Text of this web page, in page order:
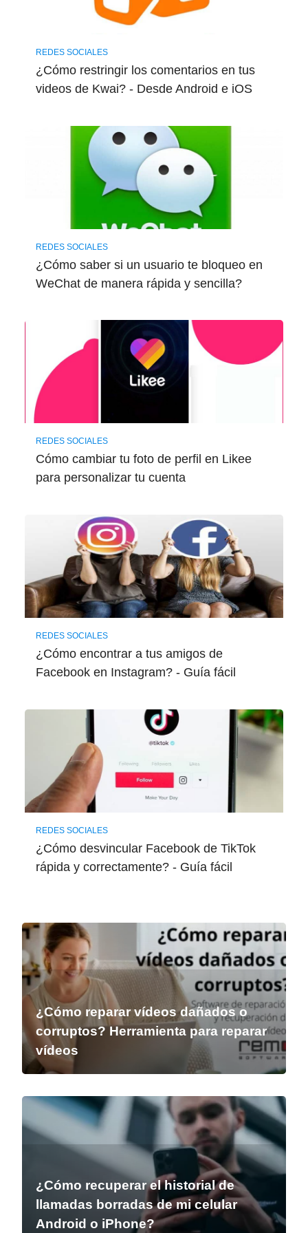
REDES SOCIALES
¿Cómo restringir los comentarios en tus
videos de Kwai? - Desde Android e iOS
REDES SOCIALES
¿Cómo saber si un usuario te bloqueo en
WeChat de manera rápida y sencilla?
REDES SOCIALES
Cómo cambiar tu foto de perfil en Likee
para personalizar tu cuenta
REDES SOCIALES
¿Cómo encontrar a tus amigos de
Facebook en Instagram? - Guía fácil
REDES SOCIALES
¿Cómo desvincular Facebook de TikTok
rápida y correctamente? - Guía fácil
¿Cómo reparar vídeos dañados o
corruptos? Herramienta para reparar
vídeos
¿Cómo recuperar el historial de
llamadas borradas de mi celular
Android o iPhone?